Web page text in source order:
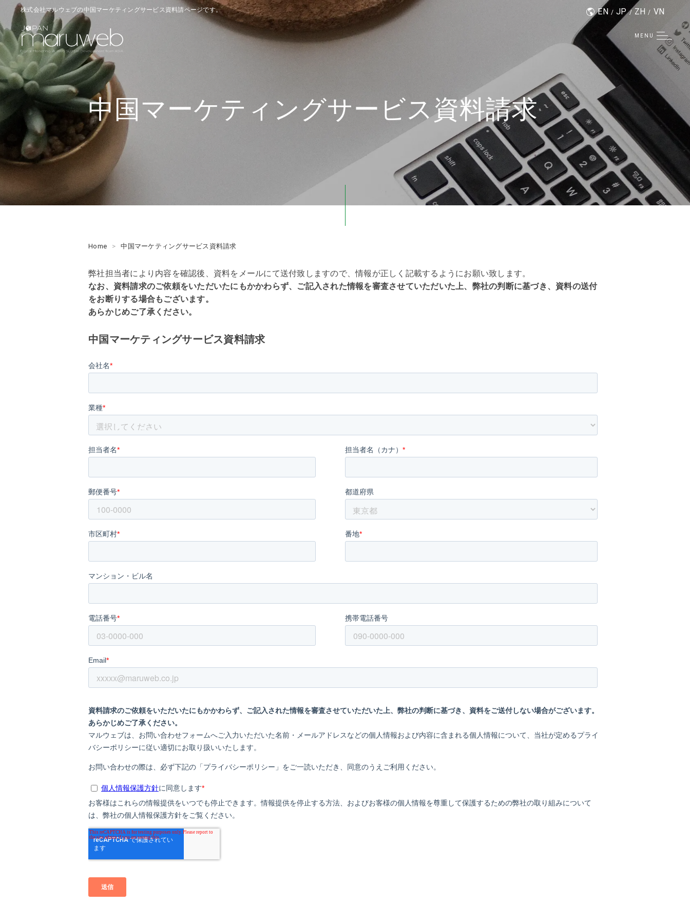
株式会社マルウェブの中国マーケティングサービス資料請ページです。 EN JP ZH VN
MENU
Language: English 日本語 简体中文 Tiếng Việt
中国マーケティングサービス資料請求
Home 中国マーケティングサービス資料請求
弊社担当者により内容を確認後、資料をメールにて送付致しますので、情報が正しく記載するようにお願い致します。
なお、 資料請求のご依頼をいただいたにもかかわらず、ご記入された情報を審査させていただいた上、弊社の判断に基づき、資料の送付
をお断りする場合もございます。
あらかじめご了承ください。
中国マーケティングサービス資料請求